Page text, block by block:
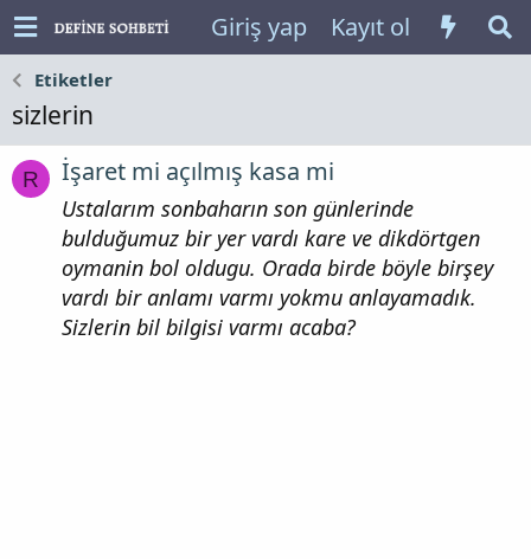
Giriş yap Kayıt ol
Etiketler
sizlerin
R İşaret mi açılmış kasa mi
Ustalarım sonbaharın son günlerinde
bulduğumuz bir yer vardı kare ve dikdörtgen
oymanin bol oldugu. Orada birde böyle birşey
vardı bir anlamı varmı yokmu anlayamadık.
Sizlerin bil bilgisi varmı acaba?